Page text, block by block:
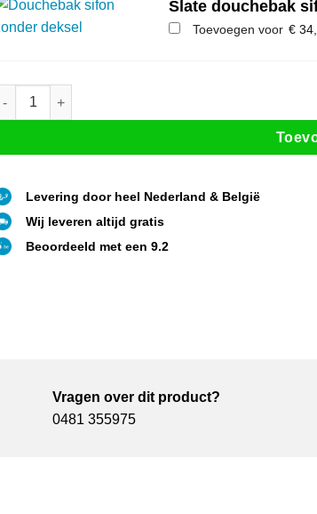
Slate douchebak
Toevoegen voor €
Composiet douchebak met rand afwerking Wit aantal
Levering door heel Nederland & België
Wij leveren altijd gratis
Beoordeeld met een 9.2
Vragen over dit product?
0481 355975